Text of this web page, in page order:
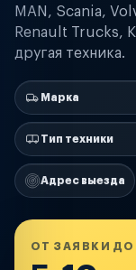
MAN, Scania,
Renault Trucks,
другая техника.
Марка
Тип техники
Адрес выезда
ОТ ЗАЯВКИ